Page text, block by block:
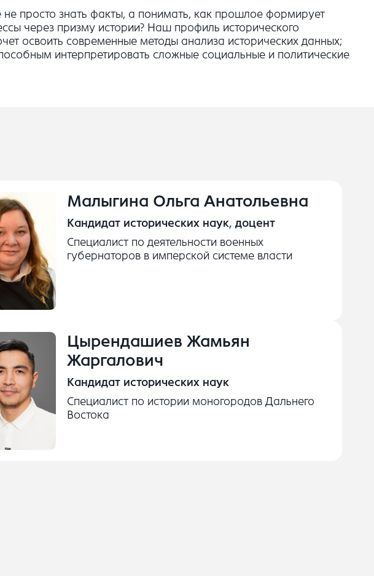
не просто знать факты, а понимать, как прошлое формирует
через призму истории? Наш профиль исторического
освоить современные методы анализа исторических данных;
интерпретировать сложные социальные и политические
Малыгина Ольга Анатольевна
Кандидат исторических наук, доцент
Специалист по деятельности военных
губернаторов в имперской системе власти
Цырендашиев Жамьян
Жаргалович
Кандидат исторических наук
Специалист по истории моногородов Дальнего
Востока